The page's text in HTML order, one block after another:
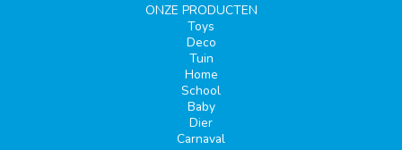
ONZE PRODUCTEN
Toys
Deco
Tuin
Home
School
Baby
Dier
Carnaval